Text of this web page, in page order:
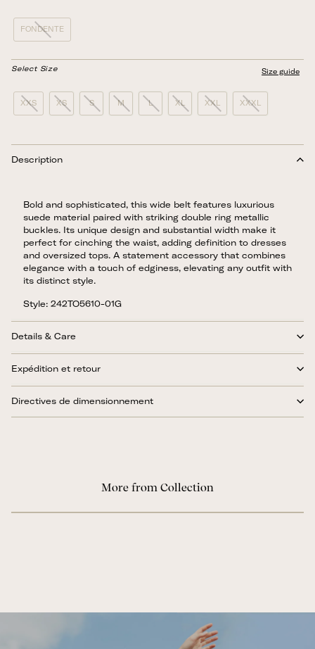
FONDENTE
Select Size Size guide
XXS XS S M L XL XXL XXXL
Description
Bold and sophisticated, this wide belt features luxurious
suede material paired with striking double ring metallic
buckles. Its unique design and substantial width make it
perfect for cinching the waist, adding definition to dresses
and oversized tops. A statement accessory that combines
elegance with a touch of edginess, elevating any outfit with
its distinct style.
Style: 242TO5610-01G
Details & Care
Expédition et retour
Directives de dimensionnement
More from Collection